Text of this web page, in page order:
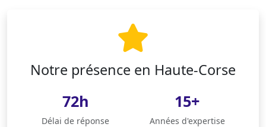
Notre présence en Haute-Corse
72h
Délai de réponse
15+
Années d'expertise